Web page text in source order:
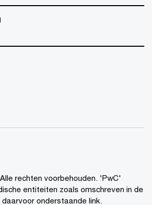
rechten voorbehouden. 'PwC'
entiteiten zoals omschreven in de
onderstaande link.